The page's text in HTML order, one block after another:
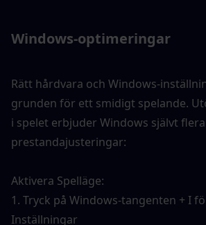
Windows-optimeringar
Rätt hårdvara och Windows-
grunden för ett smidigt spelande.
i spelet erbjuder Windows självt flera
prestandajusteringar:
Aktivera Spelläge:
1. Tryck på Windows-tangenten + I
Inställningar